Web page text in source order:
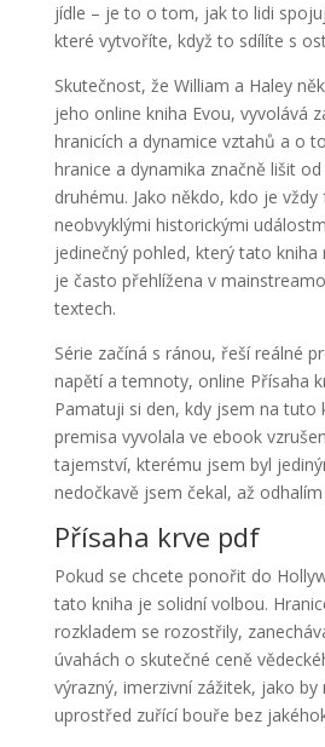
jídle – je to o tom, jak to lidi
které vytvoříte, když to sdílíte s
Skutečnost, že William a Haley
jeho online kniha Evou, vyvolává
hranicích a dynamice vztahů a o
hranice a dynamika značně lišit
druhému. Jako někdo, kdo je vždy
neobvyklými historickými
jedinečný pohled, který tato kniha
je často přehlížena v
textech.
Série začíná s ránou, řeší reálné
napětí a temnoty, online Přísaha
Pamatuji si den, kdy jsem na tuto
premisa vyvolala ve ebook
tajemství, kterému jsem byl
nedočkavě jsem čekal, až
Přísaha krve pdf
Pokud se chcete ponořit do
tato kniha je solidní volbou.
rozkladem se rozostřily,
úvahách o skutečné ceně
výrazný, imerzivní zážitek, jako by
uprostřed zuřící bouře bez